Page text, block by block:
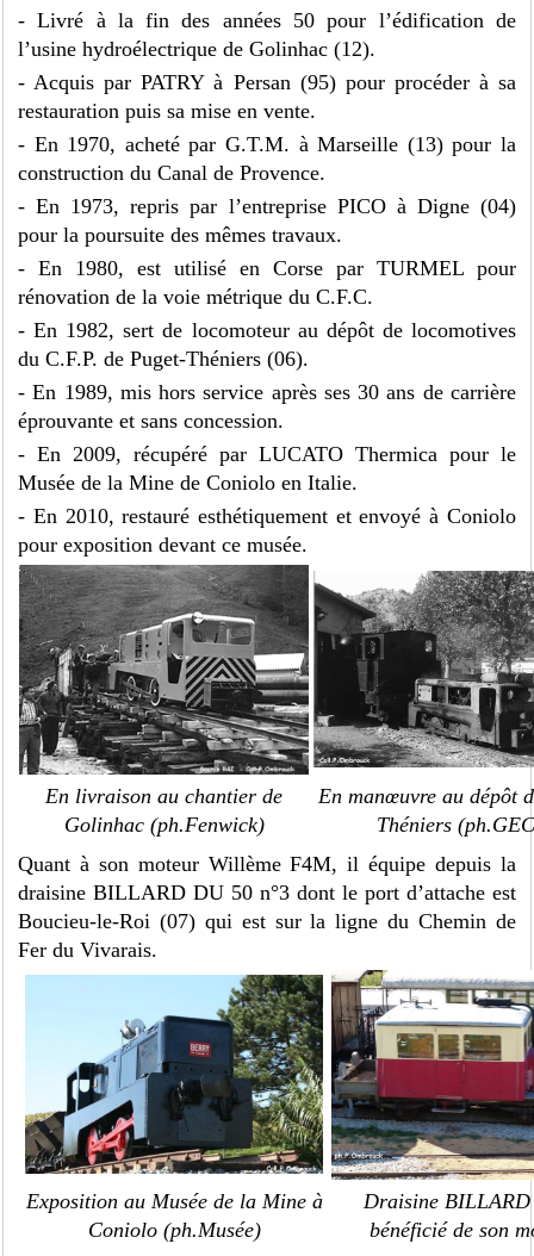
- Livré à la fin des années 50 pour l’édification de
l’usine hydroélectrique de Golinhac (12).
- Acquis par PATRY à Persan (95) pour procéder à sa
restauration puis sa mise en vente.
- En 1970, acheté par G.T.M. à Marseille (13) pour la
construction du Canal de Provence.
- En 1973, repris par l’entreprise PICO à Digne (04)
pour la poursuite des mêmes travaux.
- En 1980, est utilisé en Corse par TURMEL pour
rénovation de la voie métrique du C.F.C.
- En 1982, sert de locomoteur au dépôt de locomotives
du C.F.P. de Puget-Théniers (06).
- En 1989, mis hors service après ses 30 ans de carrière
éprouvante et sans concession.
- En 2009, récupéré par LUCATO Thermica pour le
Musée de la Mine de Coniolo en Italie.
- En 2010, restauré esthétiquement et envoyé à Coniolo
pour exposition devant ce musée.
En livraison au chantier de
Golinhac (ph.Fenwick)
En manœuvre au dépôt
Théniers
Quant à son moteur Willème F4M, il équipe depuis la
draisine BILLARD DU 50 n°3 dont le port d’attache est
Boucieu-le-Roi (07) qui est sur la ligne du Chemin de
Fer du Vivarais.
Exposition au Musée de la Mine à
Coniolo (ph.Musée)
Draisine
bénéficié de son